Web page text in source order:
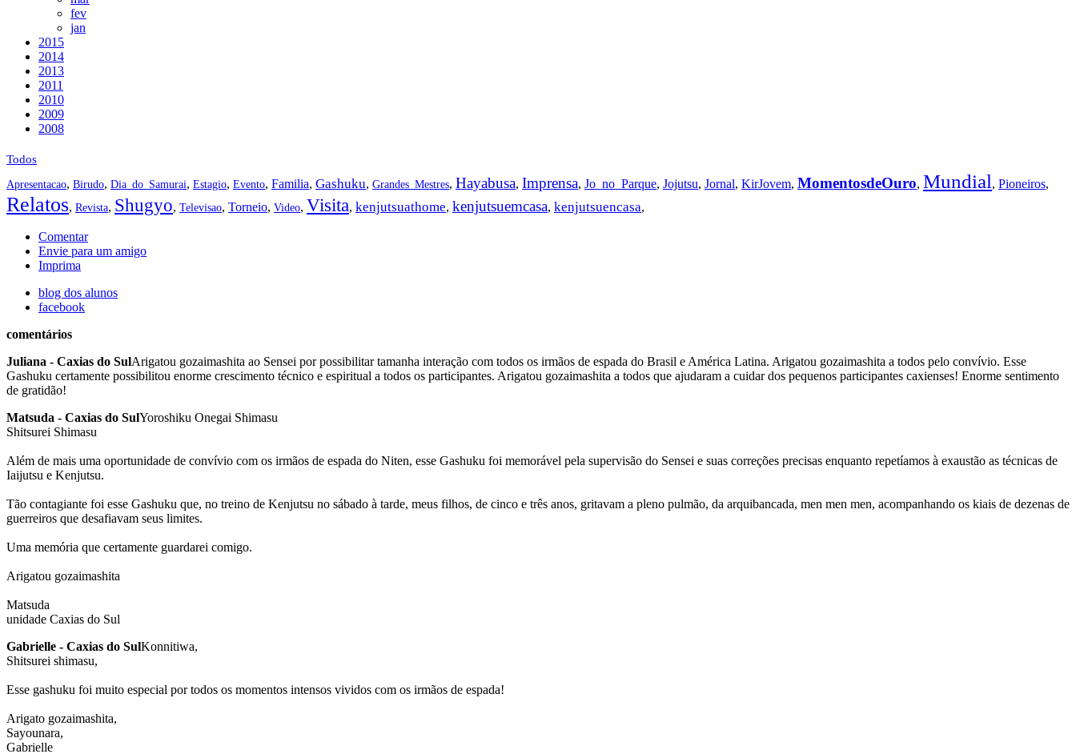
fev
jan
2015
2014
2013
2011
2010
2009
2008
Todos
Apresentacao, Birudo, Dia_do_Samurai, Estagio, Evento, Familia, Gashuku, Grandes_Mestres, Hayabusa, Imprensa, Jo_no_Parque, Jojutsu, Jornal, KirJovem, MomentosdeOuro, Mundial, Pioneiros,
Relatos, Revista, Shugyo, Televisao, Torneio, Video, Visita, kenjutsuathome, kenjutsuemcasa, kenjutsuencasa,
Comentar
Envie para um amigo
Imprima
blog dos alunos
facebook
comentários
Juliana - Caxias do SulArigatou gozaimashita ao Sensei por possibilitar tamanha interação com todos os irmãos de espada do Brasil e América Latina. Arigatou gozaimashita a todos pelo convívio. Esse
Gashuku certamente possibilitou enorme crescimento técnico e espiritual a todos os participantes. Arigatou gozaimashita a todos que ajudaram a cuidar dos pequenos participantes caxienses! Enorme sentimento
de gratidão!
Matsuda - Caxias do SulYoroshiku Onegai Shimasu
Shitsurei Shimasu
Além de mais uma oportunidade de convívio com os irmãos de espada do Niten, esse Gashuku foi memorável pela supervisão do Sensei e suas correções precisas enquanto repetíamos à exaustão as técnicas de
Iaijutsu e Kenjutsu.
Tão contagiante foi esse Gashuku que, no treino de Kenjutsu no sábado à tarde, meus filhos, de cinco e três anos, gritavam a pleno pulmão, da arquibancada, men men men, acompanhando os kiais de dezenas de
guerreiros que desafiavam seus limites.
Uma memória que certamente guardarei comigo.
Arigatou gozaimashita
Matsuda
unidade Caxias do Sul
Gabrielle - Caxias do SulKonnitiwa,
Shitsurei shimasu,
Esse gashuku foi muito especial por todos os momentos intensos vividos com os irmãos de espada!
Arigato gozaimashita,
Sayounara,
Gabrielle